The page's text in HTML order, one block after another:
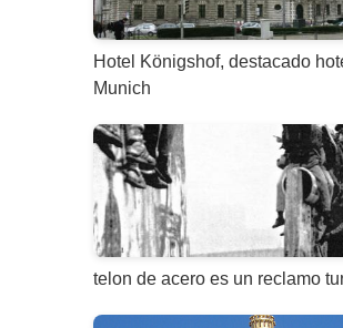
Hotel Königshof, destacado
Munich
telon de acero es un reclamo